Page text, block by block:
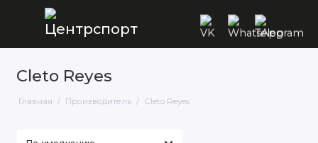
Cleto Reyes
Главная Производитель Cleto Reyes